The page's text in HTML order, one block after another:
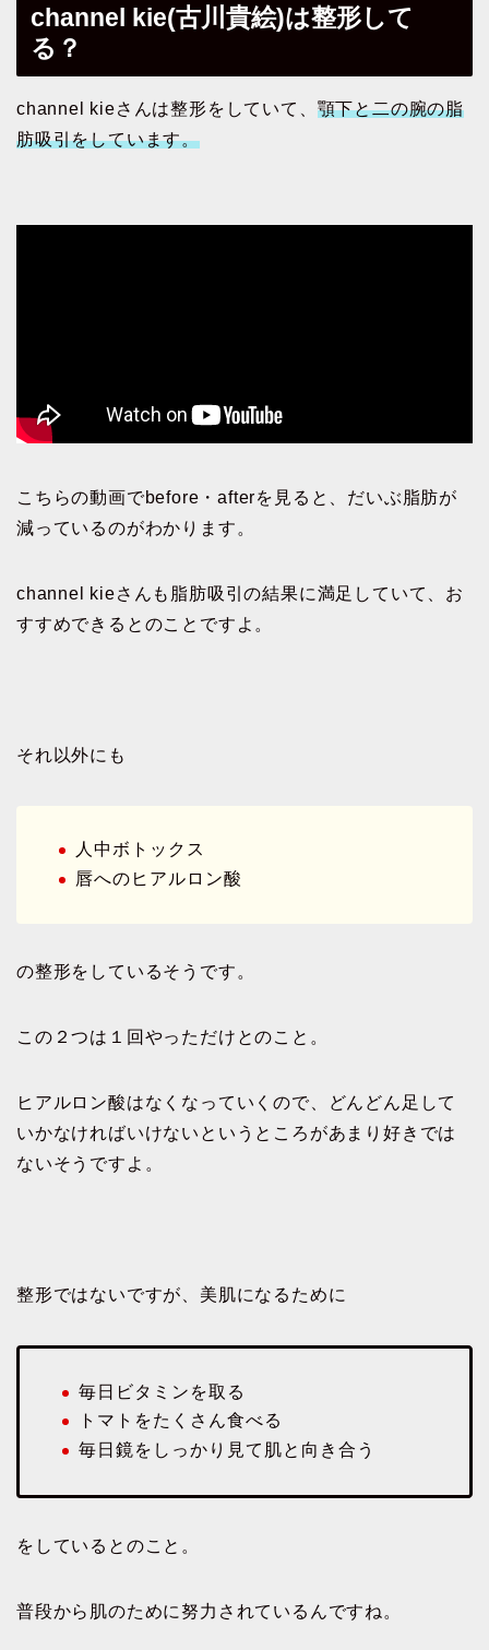
channel kie(古川貴絵)は整形して
る？
channel kieさんは整形をしていて、 顎下と二の腕の脂
肪吸引をしています。
こちらの動画でbefore・afterを見ると、だいぶ脂肪が
減っているのがわかります。
channel kieさんも脂肪吸引の結果に満足していて、お
すすめできるとのことですよ。
それ以外にも
人中ボトックス
唇へのヒアルロン酸
の整形をしているそうです。
この２つは１回やっただけとのこと。
ヒアルロン酸はなくなっていくので、どんどん足して
いかなければいけないというところがあまり好きでは
ないそうですよ。
整形ではないですが、美肌になるために
毎日ビタミンを取る
トマトをたくさん食べる
毎日鏡をしっかり見て肌と向き合う
をしているとのこと。
普段から肌のために努力されているんですね。